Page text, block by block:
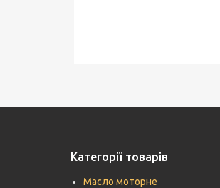
Категорії товарів
Масло моторне